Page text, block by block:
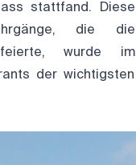
stattfand. Diese
die die
feierte, wurde im
der wichtigsten